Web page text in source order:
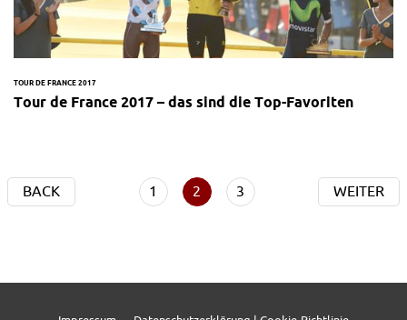
TOUR DE FRANCE 2017
Tour de France 2017 – das sind die Top-Favoriten
BACK 1 2 3 WEITER